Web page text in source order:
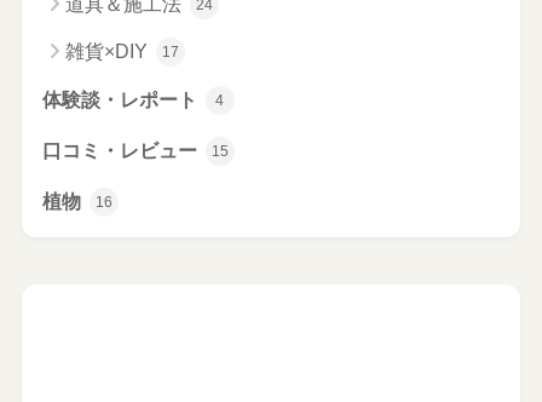
24
雑貨×DIY 17
体験談・レポート 4
口コミ・レビュー 15
植物 16